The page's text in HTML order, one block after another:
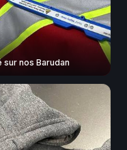
nos Barudan